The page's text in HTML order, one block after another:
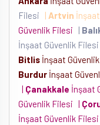
Filesi
| Artvin
Güvenlik Filesi
|
İnşaat Güvenlik Filesi
Bitlis İnşaat
Burdur İnşaat
| Çanakkale İnşaat
Güvenlik Filesi |
İnşaat Güvenlik Filesi